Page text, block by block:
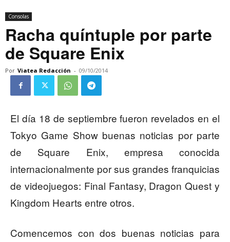
Consolas
Racha quíntuple por parte
de Square Enix
Por Viatea Redacción - 09/10/2014
El día 18 de septiembre fueron revelados en el
Tokyo Game Show buenas noticias por parte
de Square Enix, empresa conocida
internacionalmente por sus grandes franquicias
de videojuegos: Final Fantasy, Dragon Quest y
Kingdom Hearts entre otros.
Comencemos con dos buenas noticias para